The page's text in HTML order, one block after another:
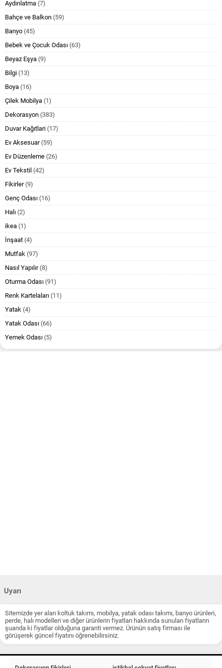
Aydınlatma (7)
Bahçe ve Balkon (59)
Banyo (45)
Bebek ve Çocuk Odası (63)
Beyaz Eşya (9)
Bilgi (13)
Boya (16)
Çilek Mobilya (1)
Dekorasyon (383)
Duvar Kağıtlari (17)
Ev Aksesuar(59)
Ev Düzenleme (26)
Ev Tekstil (42)
Fikirler(9)
Genç Odası (16)
Halı (2)
ikea (1)
İnşaat (4)
Mutfak (97)
Nasıl Yapılır(8)
Oturma Odası (91)
Renk Kartelaları (11)
Yatak (4)
Yatak Odası (66)
Yemek Odası (5)
Uyarı
Sitemizde yer alan koltuk takımı, mobilya, yatak odası takımı, banyo ürünleri,
perde, halı modelleri ve diğer ürünlerin fiyatları hakkında sunulan fiyatların
şuanda ki fiyatlar olduğuna garanti vermez. Ürünün satış firması ile
görüşerek güncel fiyatını öğrenebilirsiniz.